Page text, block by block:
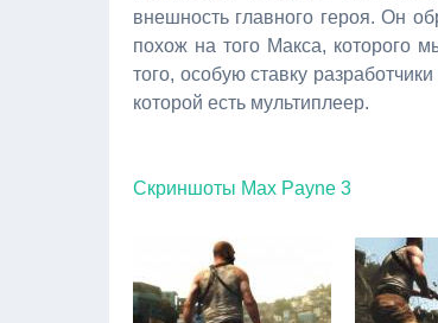
внешность главного героя. Он
похож на того Макса, которого
того, особую ставку
которой есть мультиплеер.
Скриншоты Max Payne 3